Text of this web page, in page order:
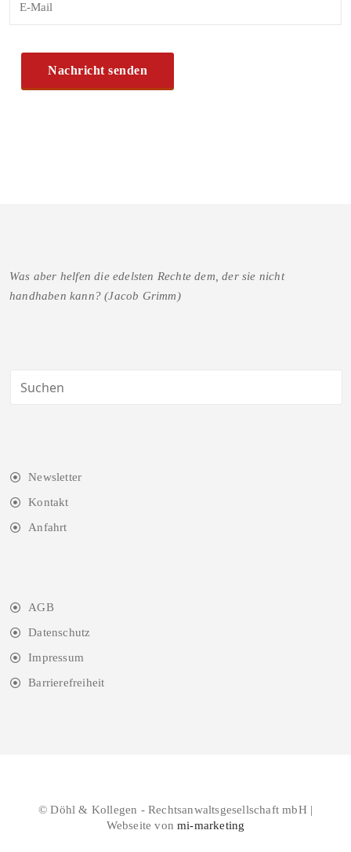
Was aber helfen die edelsten Rechte dem, der sie nicht
handhaben kann? (Jacob Grimm)
Newsletter
Kontakt
Anfahrt
AGB
Datenschutz
Impressum
Barrierefreiheit
© Döhl & Kollegen - Rechtsanwaltsgesellschaft mbH |
Webseite vonmi-marketing